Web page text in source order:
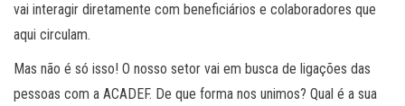
vai interagir diretamente com beneficiários e colaboradores que
aqui circulam.
Mas não é só isso! O nosso setor vai em busca de ligações das
pessoas com a ACADEF. De que forma nos unimos? Qual é a sua